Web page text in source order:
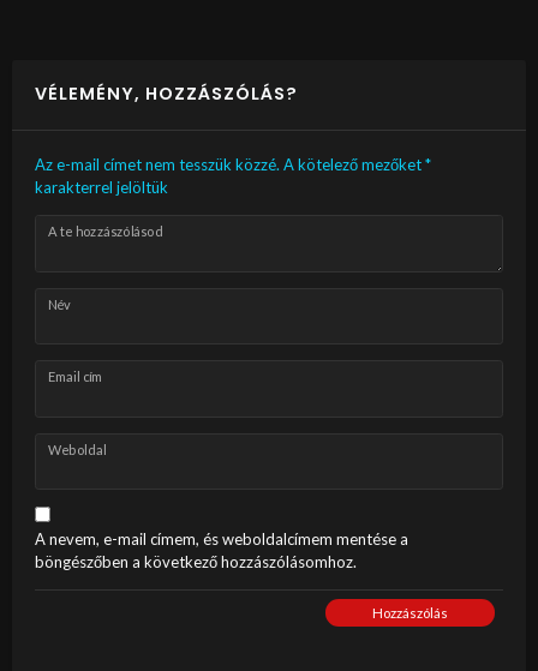
VÉLEMÉNY, HOZZÁSZÓLÁS?
Az e-mail címet nem tesszük közzé. A kötelező mezőket*
karakterrel jelöltük
A te hozzászólásod
Név
Email cím
Weboldal
A nevem, e-mail címem, és weboldalcímem mentése a
böngészőben a következő hozzászólásomhoz.
Hozzászólás